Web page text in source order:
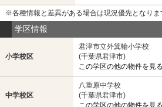
※各種情報と差異がある場合は現況優先となりま
学区情報
小学校区
君津市立外箕輪小学校
(千葉県君津市)
この学区の他の物件を見る
中学校区
八重原中学校
(千葉県君津市)
この学区の他の物件を見る